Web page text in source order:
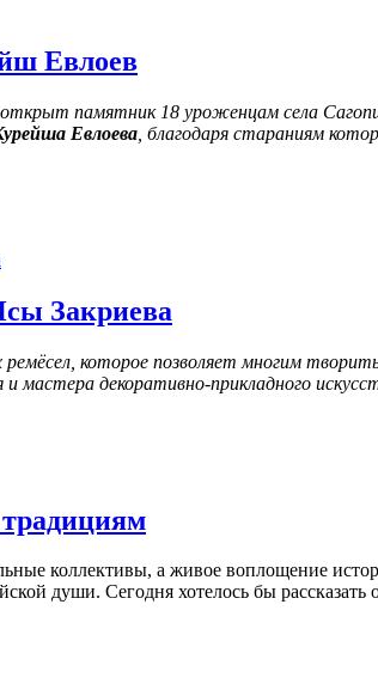
Евлоев
памятник 18 уроженцам села
Евлоева , благодаря стараниям
Закриева
ремёсел, которое позволяет многим
декоративно-прикладного
коллективы, а живое воплощение
души. Сегодня хотелось бы